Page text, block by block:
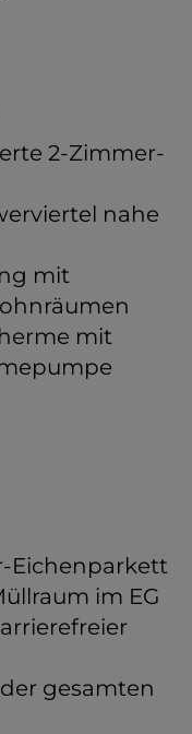
2-Zimmer-
nahe
mit
mit
Eichenparkett
im EG
gesamten